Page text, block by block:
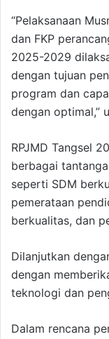
“Pelaksanaan
dan FKP
2025-2029
dengan tujuan
program dan
dengan optimal,”
RPJMD Tangsel
berbagai
seperti SDM
pemerataan
berkualitas, dan
Dilanjutkan
dengan
teknologi dan
Dalam rencana